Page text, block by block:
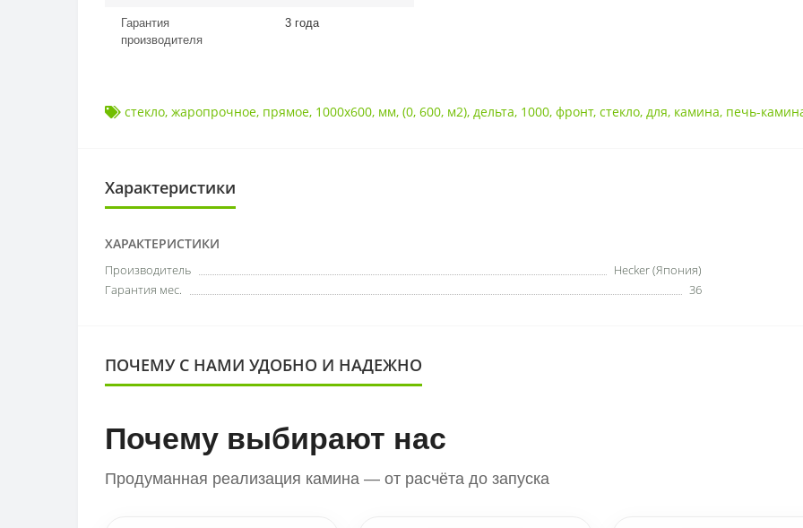
Гарантия
производителя
3 года
стекло, жаропрочное, прямое, 1000x600, мм, (0, 600, м2), дельта, 1000, фронт, стекло, для, камина, печь-
Характеристики
ХАРАКТЕРИСТИКИ
Производитель
Hecker (Япония)
Гарантия мес.
36
ПОЧЕМУ С НАМИ УДОБНО И НАДЕЖНО
Почему выбирают нас
Продуманная реализация камина — от расчёта до запуска